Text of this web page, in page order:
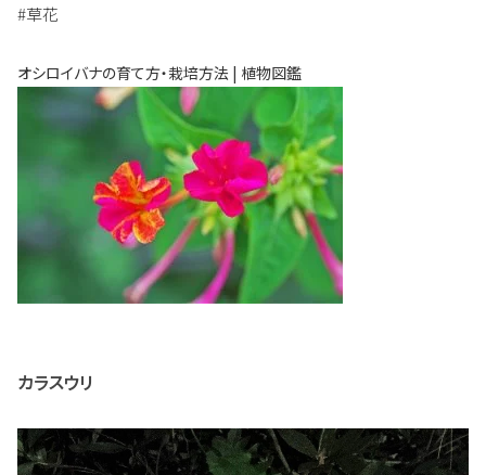
#草花
オシロイバナの育て方・栽培方法 | 植物図鑑
カラスウリ